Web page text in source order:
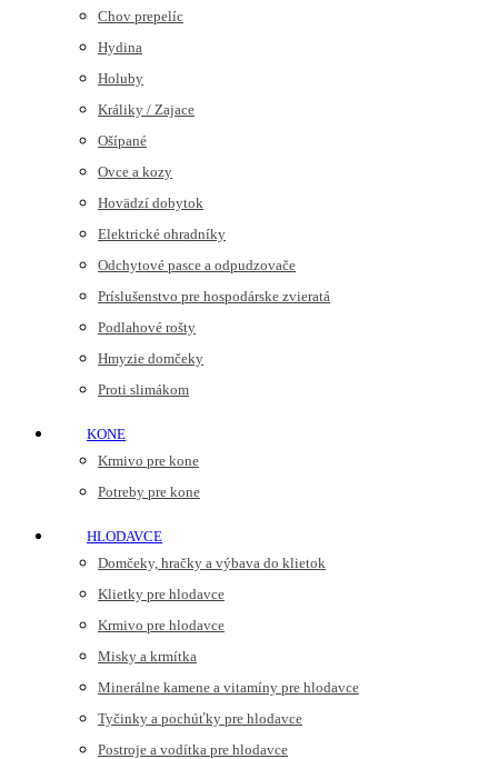
Chov prepelíc
Hydina
Holuby
Králiky / Zajace
Ošípané
Ovce a kozy
Hovädzí dobytok
Elektrické ohradníky
Odchytové pasce a odpudzovače
Príslušenstvo pre hospodárske zvieratá
Podlahové rošty
Hmyzie domčeky
Proti slimákom
KONE
Krmivo pre kone
Potreby pre kone
HLODAVCE
Domčeky, hračky a výbava do klietok
Klietky pre hlodavce
Krmivo pre hlodavce
Misky a krmítka
Minerálne kamene a vitamíny pre hlodavce
Tyčinky a pochúťky pre hlodavce
Postroje a vodítka pre hlodavce